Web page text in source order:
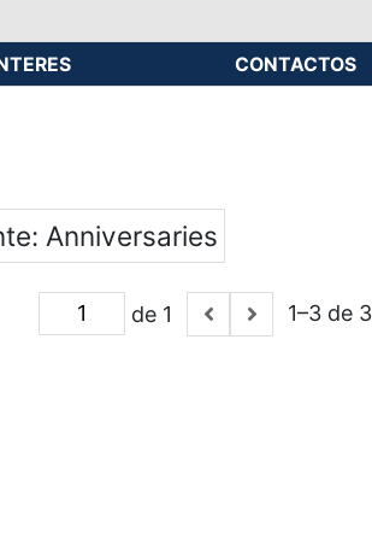
CONTACTOS
Anniversaries
de 1 1–3 de 3